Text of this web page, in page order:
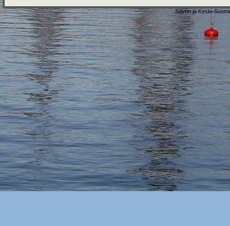
Savon ja Keski-